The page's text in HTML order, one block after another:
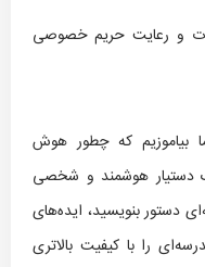
و رعایت حریم خصوصی
بیاموزیم که چطور هوش
دستیار هوشمند و شخصی
دستور بنویسید، ایده‌های
را با کیفیت بالاتری